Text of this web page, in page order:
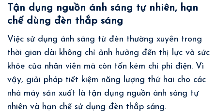
Tận dụng nguồn ánh sáng tự nhiên, hạn
chế dùng đèn thắp sáng
Việc sử dụng ánh sáng từ đèn thường xuyên trong
thời gian dài không chỉ ảnh hưởng đến thị lực và sức
khỏe của nhân viên mà còn tốn kém chi phí điện. Vì
vậy, giải pháp tiết kiệm năng lượng thứ hai cho các
nhà máy sản xuất là tận dụng nguồn ánh sáng tự
nhiên và hạn chế sử dụng đèn thắp sáng.